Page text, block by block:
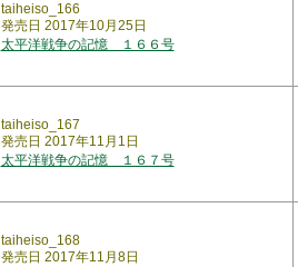
taiheiso_166
発売日 2017年10月25日
太平洋戦争の記憶 １６６号
taiheiso_167
発売日 2017年11月1日
太平洋戦争の記憶 １６７号
taiheiso_168
発売日 2017年11月8日